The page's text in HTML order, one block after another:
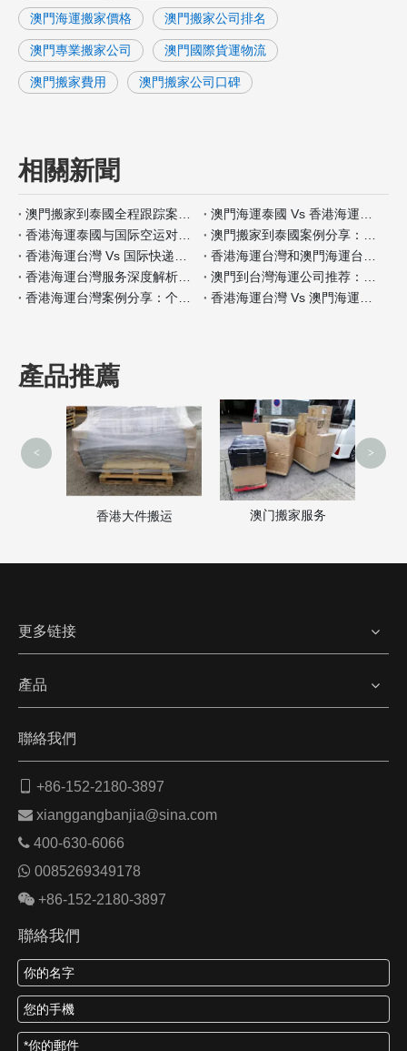
澳門海運搬家價格 澳門搬家公司排名
澳門專業搬家公司 澳門國際貨運物流
澳門搬家費用 澳門搬家公司口碑
相關新聞
產品推薦
香港大件搬运 澳门搬家服务
< >
更多链接
產品
聯絡我們
+86-152-2180-3897
 xianggangbanjia@sina.com
 400-630-6066
 0085269349178
 +86-152-2180-3897
聯絡我們